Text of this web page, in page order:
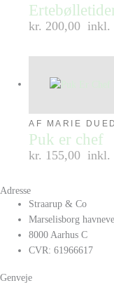
kr. 200,00 inkl.
AF MARIE
Puk er chef
kr. 155,00 inkl.
Adresse
Straarup & Co
Marselisborg
8000 Aarhus C
CVR: 61966617
Genveje